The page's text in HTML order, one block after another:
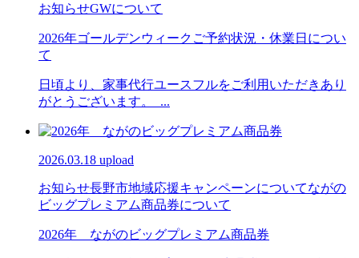
お知らせGWについて
2026年ゴールデンウィークご予約状況・休業日につい
て
日頃より、家事代行ユースフルをご利用いただきあり
がとうございます。 ...
2026.03.18 upload
お知らせ長野市地域応援キャンペーンについてながの
ビッグプレミアム商品券について
2026年 ながのビッグプレミアム商品券